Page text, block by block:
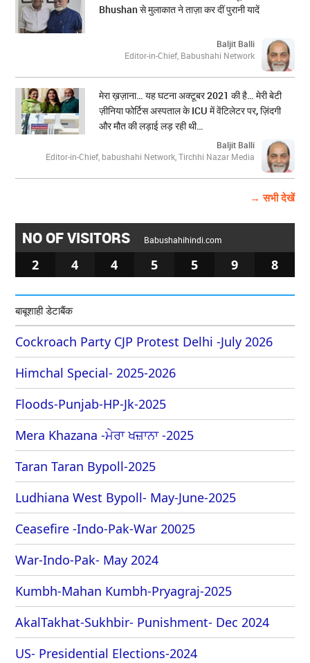
Bhushan से मुलाकात ने ताज़ा कर दीं पुरानी यादें
Baljit Balli
Editor-in-Chief, Babushahi Network
मेरा ख़ज़ाना… यह घटना अक्टूबर 2021 की है… मेरी बेटी
ज़ीनिया फोर्टिस अस्पताल के ICU में वेंटिलेटर पर, ज़िंदगी
और मौत की लड़ाई लड़ रही थी…
Baljit Balli
Editor-in-Chief, babushahi Network, Tirchhi Nazar Media
→ सभी देखें
NO OF VISITORS Babushahihindi.com
2 4 4 5 5 9 8
बाबूशाही डेटाबैंक
Cockroach Party CJP Protest Delhi -July 2026
Himchal Special- 2025-2026
Floods-Punjab-HP-Jk-2025
Mera Khazana -ਮੇਰਾ ਖਜ਼ਾਨਾ -2025
Taran Taran Bypoll-2025
Ludhiana West Bypoll- May-June-2025
Ceasefire -Indo-Pak-War 20025
War-Indo-Pak- May 2024
Kumbh-Mahan Kumbh-Pryagraj-2025
AkalTakhat-Sukhbir- Punishment- Dec 2024
US- Presidential Elections-2024